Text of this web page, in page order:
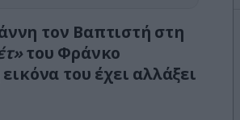
τον Βαπτιστή στη
του Φράνκο
του έχει αλλάξει